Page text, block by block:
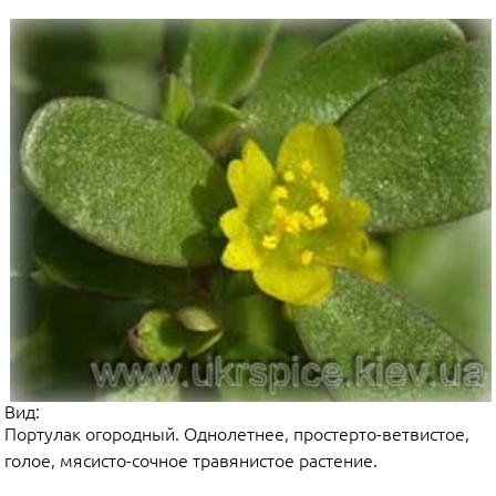
Вид:
Портулак огородный. Однолетнее, простерто-ветвистое,
голое, мясисто-сочное травянистое растение.